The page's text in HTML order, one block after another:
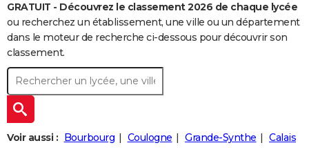
Retraite
Impôts
Epargne
Immobilier
Risques naturels par ville
Banque
Assurance
Crédit
AUTO
Essais
Réserver un essai
Citadines
Berlines
SUV
Forum auto
+
HIGH-TECH
BRICOLAGE
Forum
Aménagement intérieur
Extérieur
Cuisine
Salle de bains
Jardinage
Rangement
+WEEK-END
Guides de France
Escapades
Patrimoine
Expositions
Musées
Week-end nature
+
LIFESTYLE
GRATUIT - Découvrez le classement 2026 de chaque lycée
ou recherchez un établissement, une ville ou un département
dans le moteur de recherche ci-dessous pour découvrir son
classement.
Voir aussi : Bourbourg Coulogne Grande-Synthe
Calais